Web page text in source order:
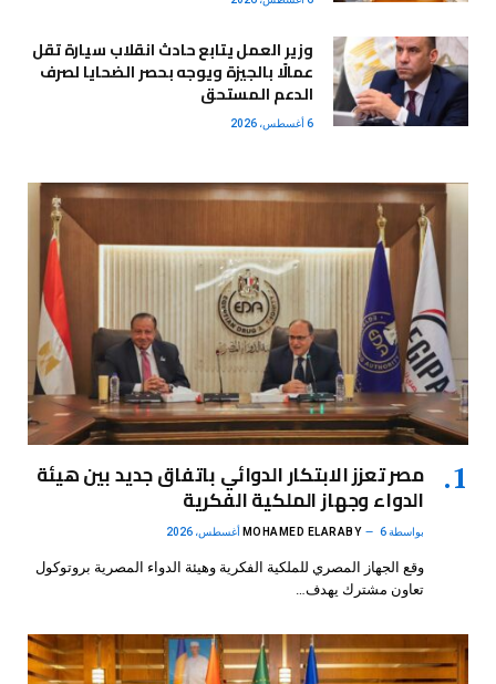
وزير العمل يتابع حادث انقلاب سيارة تقل
عمالًا بالجيزة ويوجه بحصر الضحايا لصرف
الدعم المستحق
6 أغسطس، 2026
مصر تعزز الابتكار الدوائي باتفاق جديد بين هيئة
الدواء وجهاز الملكية الفكرية
بواسطة MOHAMED ELARABY 6 أغسطس، 2026
وقع الجهاز المصري للملكية الفكرية وهيئة الدواء المصرية بروتوكول
تعاون مشترك يهدف…